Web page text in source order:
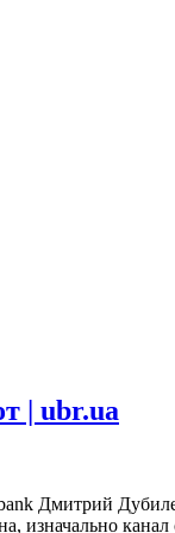
| ubr.ua
Дмитрий
изначально